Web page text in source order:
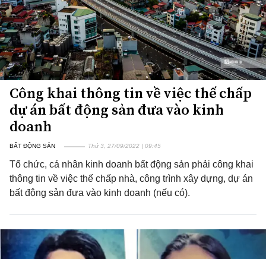
Công khai thông tin về việc thế chấp
dự án bất động sản đưa vào kinh
doanh
BẤT ĐỘNG SẢN Thứ 3, 27/09/2022 | 09:45
Tổ chức, cá nhân kinh doanh bất động sản phải công khai
thông tin về việc thế chấp nhà, công trình xây dựng, dự án
bất động sản đưa vào kinh doanh (nếu có).